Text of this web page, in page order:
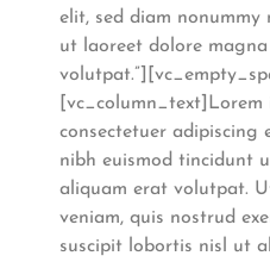
elit, sed diam
ut laoreet dolore
consectetuer adipiscing
nibh euismod tincidunt
aliquam erat volutpat.
veniam, quis nostrud
suscipit lobortis nisl ut